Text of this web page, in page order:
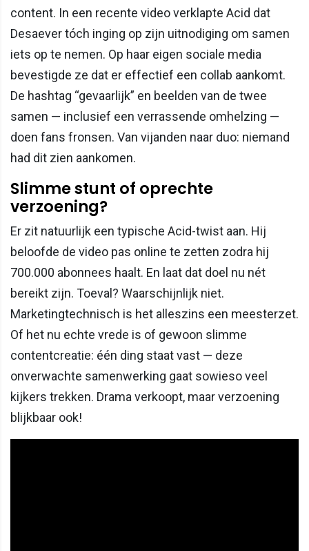
content. In een recente video verklapte Acid dat
Desaever tóch inging op zijn uitnodiging om samen
iets op te nemen. Op haar eigen sociale media
bevestigde ze dat er effectief een collab aankomt.
De hashtag “gevaarlijk” en beelden van de twee
samen — inclusief een verrassende omhelzing —
doen fans fronsen. Van vijanden naar duo: niemand
had dit zien aankomen.
Slimme stunt of oprechte
verzoening?
Er zit natuurlijk een typische Acid-twist aan. Hij
beloofde de video pas online te zetten zodra hij
700.000 abonnees haalt. En laat dat doel nu nét
bereikt zijn. Toeval? Waarschijnlijk niet.
Marketingtechnisch is het alleszins een meesterzet.
Of het nu echte vrede is of gewoon slimme
contentcreatie: één ding staat vast — deze
onverwachte samenwerking gaat sowieso veel
kijkers trekken. Drama verkoopt, maar verzoening
blijkbaar ook!